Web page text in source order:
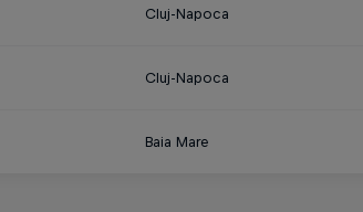
Cluj-Napoca
Cluj-Napoca
Baia Mare